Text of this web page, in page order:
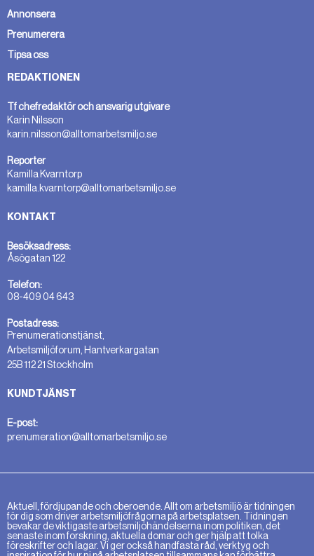
Annonsera
Prenumerera
Tipsa oss
REDAKTIONEN
Tf chefredaktör och ansvarig utgivare
Karin Nilsson
karin.nilsson@alltomarbetsmiljo.se
Reporter
Kamilla Kvarntorp
kamilla.kvarntorp@alltomarbetsmiljo.se
KONTAKT
Besöksadress:
Åsögatan 122
Telefon:
08-409 04 643
Postadress:
Prenumerationstjänst,
Arbetsmiljöforum, Hantverkargatan
25B 112 21 Stockholm
KUNDTJÄNST
E-post:
prenumeration@alltomarbetsmiljo.se
Aktuell, fördjupande och oberoende. Allt om arbetsmiljö är tidningen
för dig som driver arbetsmiljöfrågorna på arbetsplatsen. Tidningen
bevakar de viktigaste arbetsmiljöhändelserna inom politiken, det
senaste inom forskning, aktuella domar och ger hjälp att tolka
föreskrifter och lagar. Vi ger också handfasta råd, verktyg och